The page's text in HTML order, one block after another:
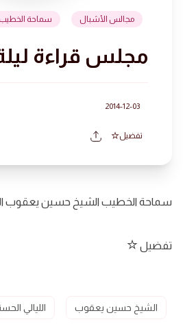
مجالس الأشبال سماحة
مجلس قراءة ليلة 3
2014-12-03
تفضيل
سماحة الخطيب الشيخ حسين يعقوب
تفضيل
الشيخ حسين يعقوب الليالي الحسنية ١٤٣٦